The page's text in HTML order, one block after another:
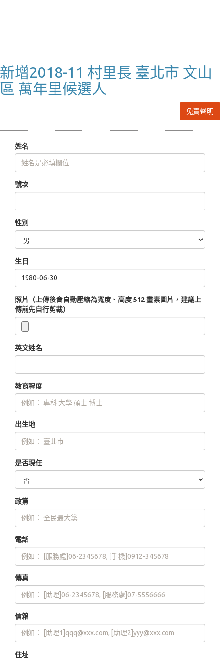
新增2018-11 村里長 臺北市 文山
區 萬年里候選人
免責聲明
姓名
號次
性別
生日
照片（上傳後會自動壓縮為寬度、高度 512 畫素圖片，建議上
傳前先自行剪裁）
英文姓名
教育程度
出生地
是否現任
政黨
電話
傳真
信箱
住址